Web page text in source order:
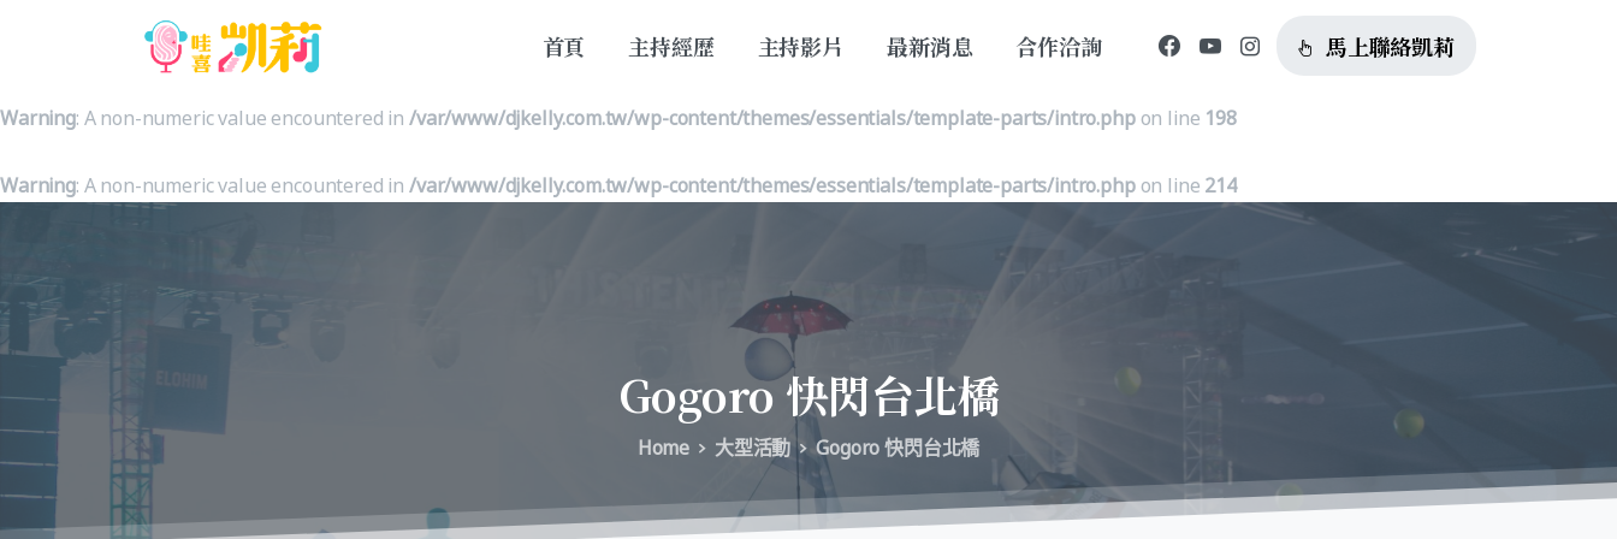
首頁 主持經歷 主持影片 最新消息 合作洽詢 馬上聯絡凱莉
: A non-numeric value encountered in /var/www/djkelly.com.tw/wp-content/themes/essentials/template-parts/intro.php on line185
Warning: A non-numeric value encountered in /var/www/djkelly.com.tw/wp-content/themes/essentials/template-parts/intro.phpon line 198
Warning: A non-numeric value encountered in /var/www/djkelly.com.tw/wp-content/themes/essentials/template-parts/intro.phpon line 214
Gogoro快閃台北橋
Home 大型活動 Gogoro 快閃台北橋